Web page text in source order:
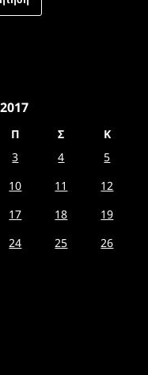
Π Σ
Κ
3 4
5
10 11
12
17 18
19
24 25
26